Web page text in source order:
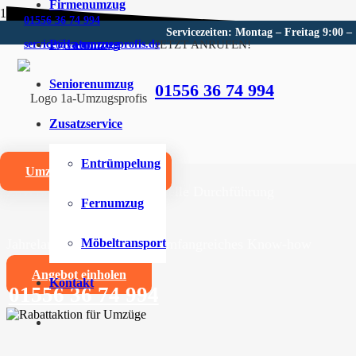
01556 36 74 994
service@1a-umzugsprofis.de
Servicezeiten: Montag – Freitag 9:00 –
JETZT ANRUFEN!
01556 36 74 994
Firmenumzug
Privatumzug
Seniorenumzug
Zusatzservice
Entrümpelung
Fernumzug
Möbeltransport
Kontakt
Umzugskostenrechner
Umzugsunternehmen für
Wir sind Ihr kompetentes Umzugsunternehmen für
Zuverlässige und professionelle Durchführung
Jahrelange Erfahrung und umfangreiches Know-how
Angebot einholen
01556 36 74 994